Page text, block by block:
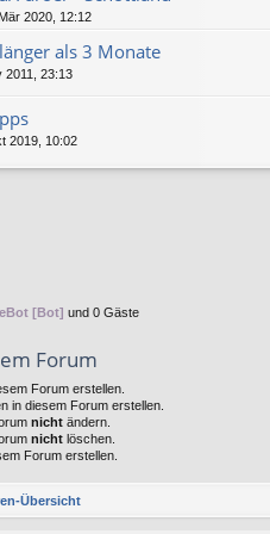
2020, 12:12
als 3 Monate
2011, 23:13
2019, 10:02
[Bot] und 0 Gäste
Forum
Forum erstellen.
in diesem Forum erstellen.
nicht ändern.
nicht löschen.
Forum erstellen.
Übersicht